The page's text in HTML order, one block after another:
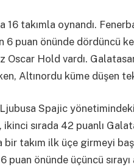
takımla oynandı.
6 puan önünde dördüncü
Oscar Hold vardı.
Altınordu küme düşen
Spajic
sırada 42 puanlı
bir takım ilk üçe girmeyi
puan önünde üçüncü